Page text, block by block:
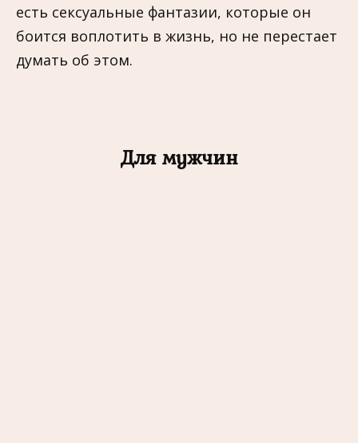
есть сексуальные фантазии, которые он
боится воплотить в жизнь, но не перестает
думать об этом.
Для мужчин